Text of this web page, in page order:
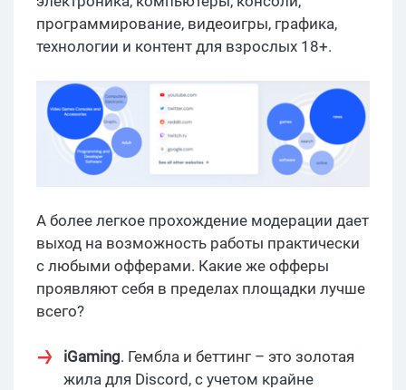
программирование, видеоигры, графика,
технологии и контент для взрослых 18+.
А более легкое прохождение модерации дает
выход на возможность работы практически
с любыми офферами. Какие же офферы
проявляют себя в пределах площадки лучше
всего?
iGaming. Гембла и беттинг – это золотая
жила для Discord, с учетом крайне